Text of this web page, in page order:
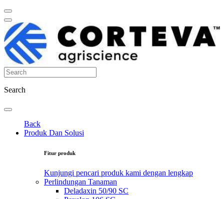
Search
Back
Produk Dan Solusi
Fitur produk
Kunjungi pencari produk kami dengan lengkap
Perlindungan Tanaman
Deladaxin 50/90 SC